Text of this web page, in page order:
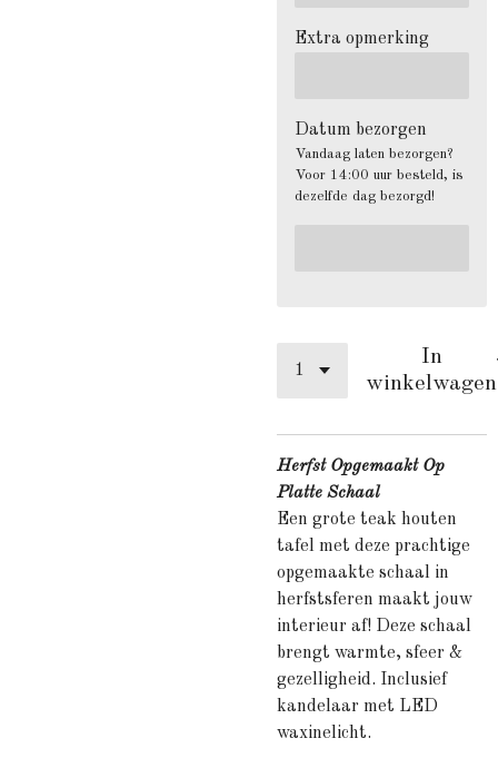
Extra opmerking
Datum bezorgen
Vandaag laten bezorgen?
Voor 14:00 uur besteld, is
dezelfde dag bezorgd!
In
winkelwagen
Herfst Opgemaakt Op
Platte Schaal
Een grote teak houten
tafel met deze prachtige
opgemaakte schaal in
herfstsferen maakt jouw
interieur af! Deze schaal
brengt warmte, sfeer &
gezelligheid. Inclusief
kandelaar met LED
waxinelicht.